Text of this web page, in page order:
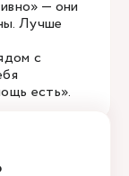
— они
Лучше
с
есть».